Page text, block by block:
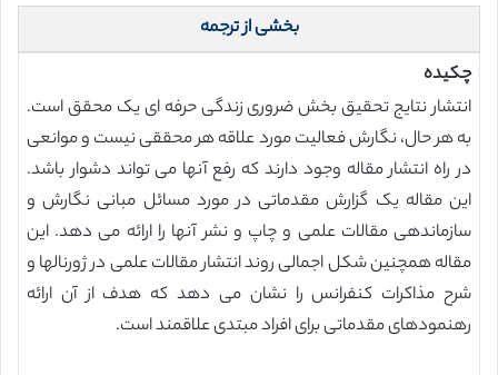
بخشی از ترجمه
چکیده
انتشار نتایج تحقیق بخش ضروری زندگی حرفه ای یک محقق است.
به هر حال، نگارش فعالیت مورد علاقه هر محققی نیست و موانعی
در راه انتشار مقاله وجود دارند که رفع آنها می تواند دشوار باشد.
این مقاله یک گزارش مقدماتی در مورد مسائل مبانی نگارش و
سازماندهی مقالات علمی و چاپ و نشر آنها را ارائه می دهد. این
مقاله همچنین شکل اجمالی روند انتشار مقالات علمی در ژورنالها و
شرح مذاکرات کنفرانس را نشان می دهد که هدف از آن ارائه
رهنمودهای مقدماتی برای افراد مبتدی علاقمند است.